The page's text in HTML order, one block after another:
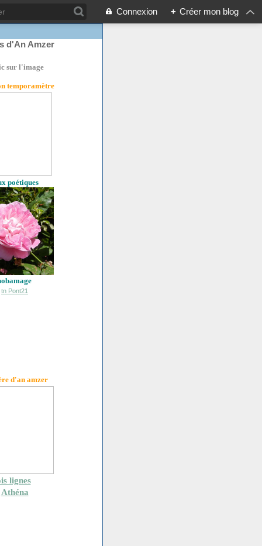
Connexion + Créer mon blog
d'An Amzer
sur l'image
temporamètre
poétiques
d'an amzer
lignes